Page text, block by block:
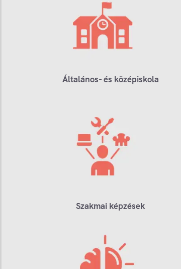
Általános- és középiskola
Szakmai képzések